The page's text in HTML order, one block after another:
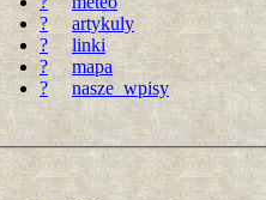
?
artykuly
?
linki
?
mapa
?
nasze_wpisy